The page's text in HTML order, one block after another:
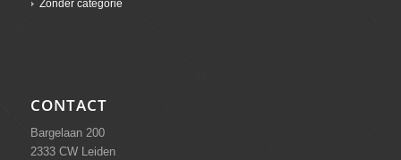
Zonder categorie
CONTACT
Bargelaan 200
2333 CW Leiden